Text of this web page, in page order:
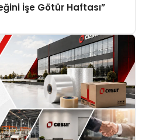
İşe Götür Haftası”